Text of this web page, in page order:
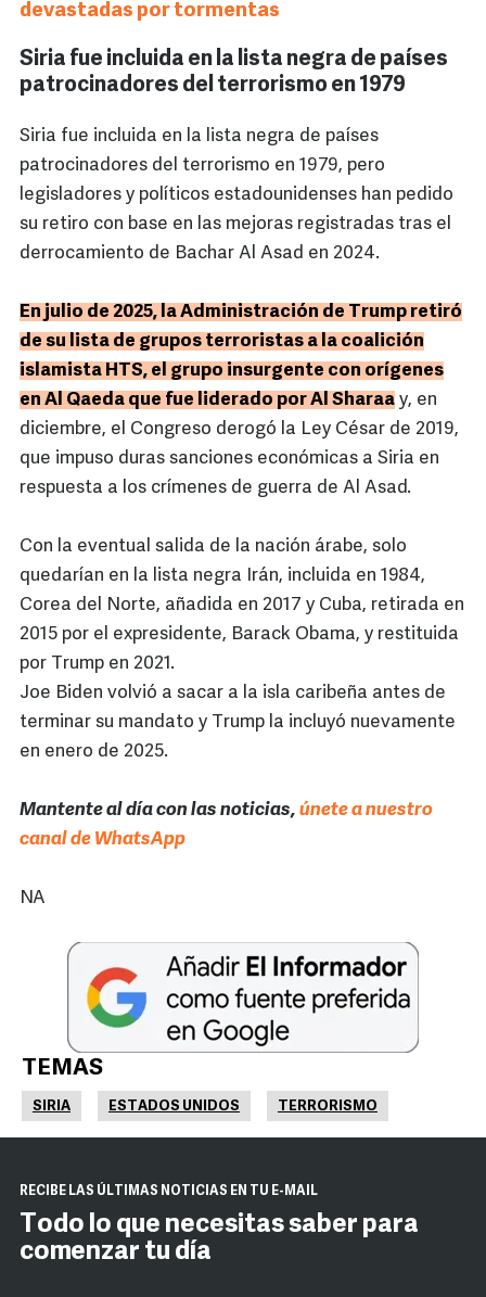
devastadas por tormentas
Siria fue incluida en la lista negra de países
patrocinadores del terrorismo en 1979
Siria fue incluida en la lista negra de países
patrocinadores del terrorismo en 1979, pero
legisladores y políticos estadounidenses han pedido
su retiro con base en las mejoras registradas tras el
derrocamiento de Bachar Al Asad en 2024.
En julio de 2025, la Administración de Trump retiró
de su lista de grupos terroristas a la coalición
islamista HTS, el grupo insurgente con orígenes
en Al Qaeda que fue liderado por Al Sharaa y, en
diciembre, el Congreso derogó la Ley César de 2019,
que impuso duras sanciones económicas a Siria en
respuesta a los crímenes de guerra de Al Asad.
Con la eventual salida de la nación árabe, solo
quedarían en la lista negra Irán, incluida en 1984,
Corea del Norte, añadida en 2017 y Cuba, retirada en
2015 por el expresidente, Barack Obama, y restituida
por Trump en 2021.
Joe Biden volvió a sacar a la isla caribeña antes de
terminar su mandato y Trump la incluyó nuevamente
en enero de 2025.
Mantente al día con las noticias, únete a nuestro
canal de WhatsApp
NA
TEMAS
SIRIA ESTADOS UNIDOS TERRORISMO
RECIBE LAS ÚLTIMAS NOTICIAS EN TU E-MAIL
Todo lo que necesitas saber para
comenzar tu día